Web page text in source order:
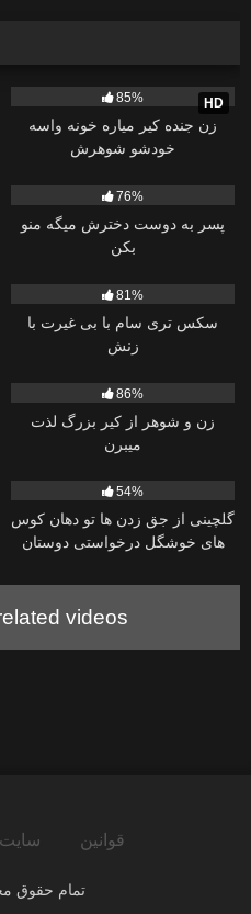
HD
85%
زن جنده کیر میاره خونه واسه
خودشو شوهرش
76%
پسر به دوست دخترش میگه منو
بکن
81%
سکس تری سام با بی غیرت با
زنش
86%
زن و شوهر از کیر بزرگ لذت
میبرن
54%
گلچینی از جق زدن ها تو دهان کوس
های خوشگل درخواستی دوستان
videos
قوانین
تمام حقوق